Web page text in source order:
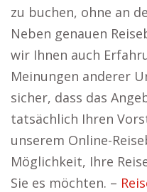
zu buchen, ohne an
Neben genauen
wir Ihnen auch
Meinungen anderer
sicher, dass das
tatsächlich Ihren
unserem Online-
Möglichkeit, Ihre
Sie es möchten. –